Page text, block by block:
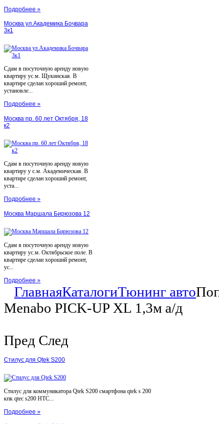
Подробнее »
Москва ул.Академика Бочвара
3к1
Сдам в посуточную аренду новую
квартиру ус.м. Щукинская. В
квартире сделан хороший ремонт,
установле...
Подробнее »
Москва пр. 60 лет Октября, 18
к2
Сдам в посуточную аренду новую
квартиру у с.м. Академическая. В
квартире сделан хороший ремонт,
уста...
Подробнее »
Москва Маршала Бирюзова 12
Сдам в посуточную аренду новую
квартиру ус.м. Октябрьское поле. В
квартире сделан хороший ремонт,
ус...
Подробнее »
ГлавнаяКаталогиТюнинг авто
Menabo PICK-UP XL 1,3м а/д
Пред След
Стилус для Qtek S200
Стилус для коммуникатора Qtek S200 смартфона qtek s 200
кпк qtec s200 HTC...
Подробнее »